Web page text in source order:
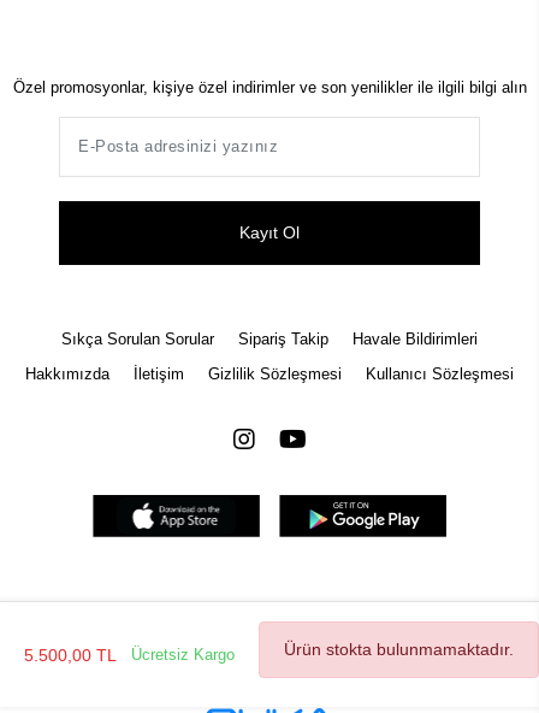
5.500,00 TL Ücretsiz Kargo Ürün stokta bulunmamaktadır.
Özel promosyonlar, kişiye özel indirimler ve son yenilikler ile ilgili bilgi alın
Kayıt Ol
Sıkça Sorulan Sorular Sipariş Takip
Havale Bildirimleri
Hakkımızda
İletişim Gizlilik Sözleşmesi Kullanıcı Sözleşmesi
Tüm bilgileriniz 256bit SSL Sertifikası ile korunmaktadır.
© 2022 Tüm Hakları Saklıdır
Gizlilik Politikası